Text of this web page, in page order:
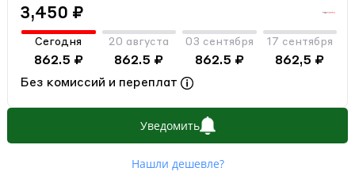
3,450 ₽
Сегодня
862.5 ₽
20 августа
862.5 ₽
03 сентября
862.5 ₽
17 сентября
862,5 ₽
Без комиссий и переплат
Уведомить
Нашли дешевле?